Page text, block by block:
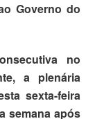
Governo do
no
a plenária
sexta-feira
semana após